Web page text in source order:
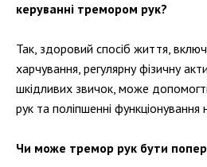
керуванні тремором рук?
Так, здоровий спосіб життя,
харчування, регулярну фізичну
шкідливих звичок, може
рук та поліпшенні функціонування
Чи може тремор рук бути